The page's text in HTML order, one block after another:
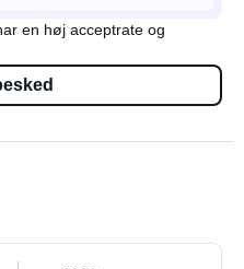
en høj acceptrate og